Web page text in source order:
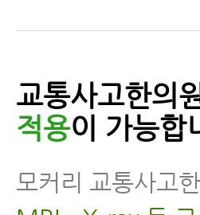
교통사고한의
적용이 가능합
모커리 교통사고